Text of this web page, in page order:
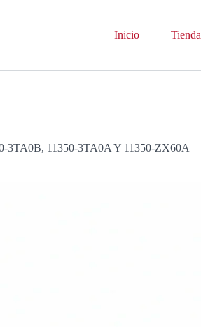
Inicio Tienda
3TA0B, 11350-3TA0A Y 11350-ZX60A